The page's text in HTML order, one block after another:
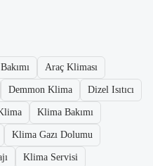
Araç Kliması
Demmon Klima Dizel Isıtıcı
Klima Bakımı
Klima Gazı Dolumu
Klima Servisi